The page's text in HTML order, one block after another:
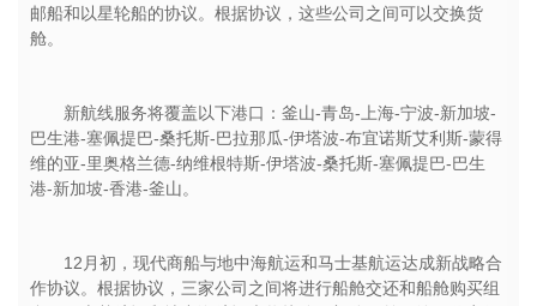
邮船和以星轮船的协议。根据协议，这些公司之间可以交换货
舱。
新航线服务将覆盖以下港口：釜山-青岛-上海-宁波-新加坡-
巴生港-塞佩提巴-桑托斯-巴拉那瓜-伊塔波-布宜诺斯艾利斯-蒙得
维的亚-里奥格兰德-纳维根特斯-伊塔波-桑托斯-塞佩提巴-巴生
港-新加坡-香港-釜山。
12月初，现代商船与地中海航运和马士基航运达成新战略合
作协议。根据协议，三家公司之间将进行船舱交还和船舱购买组